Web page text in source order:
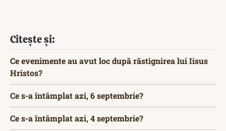
Citește și:
Ce evenimente au avut loc după răstignirea lui Iisus
Hristos?
Ce s-a întâmplat azi, 6 septembrie?
Ce s-a întâmplat azi, 4 septembrie?